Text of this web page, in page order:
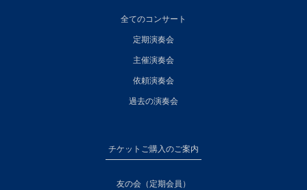
全てのコンサート
定期演奏会
主催演奏会
依頼演奏会
過去の演奏会
チケットご購入のご案内
友の会（定期会員）